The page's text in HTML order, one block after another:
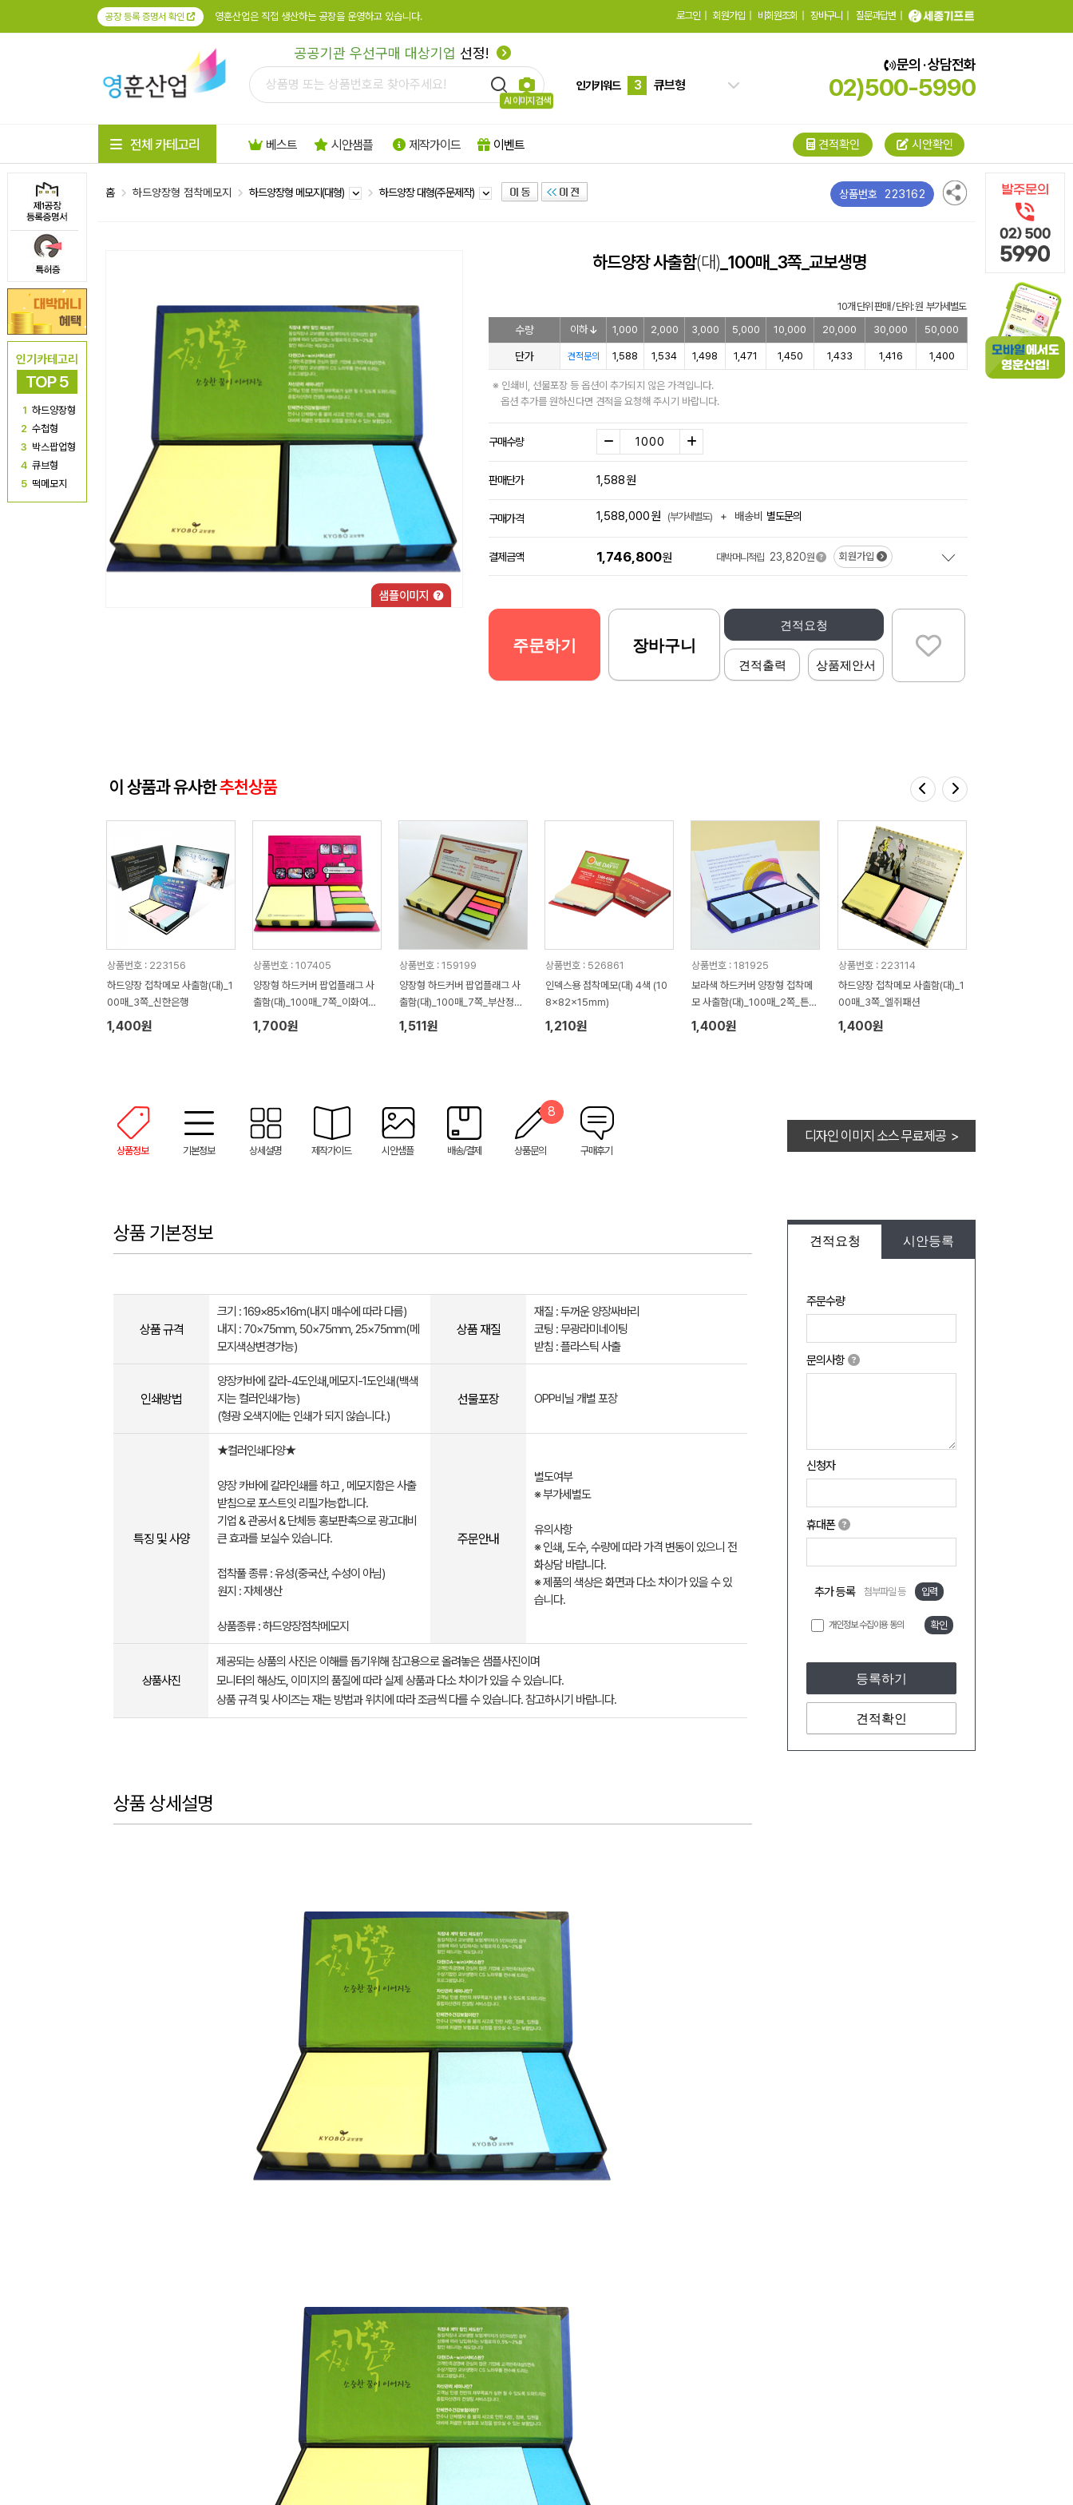
공장 등록 증명서 확인 영훈산업은 직접 생산하는 공장을 운영하고 있습니다. 로그인 회원가입 비회원조회 장바구니 질문과답변
공공기관 우선구매 대상기업 선정!
AI 이미지 검색
인기키워드
수첩형
4
모양형
10
형광
문의 · 상담전화
02)500-5990
인기카테고리
TOP 5
1 하드양장형
2 수첩형
3 박스팝업형
4 큐브형
5 떡메모지
전체 카테고리 베스트 시안샘플 제작가이드 이벤트 견적확인 시안확인
홈 하드양장형 점착메모지 하드양장형 메모지(대형) 하드양장 대형(주문제작) 상품번호 223162
하드양장 사출함(대) _100매_3쪽_교보생명
10개 단위 판매 / 단위: 원 부가세별도
수량 이하 1,000 2,000 3,000 5,000 10,000 20,000 30,000 50,000
단가 견적문의 1,588 1,534 1,498 1,471 1,450 1,433 1,416 1,400
※ 인쇄비, 선물포장 등 옵션이 추가되지 않은 가격입니다.
옵션 추가를 원하신다면 견적을 요청해 주시기 바랍니다.
구매수량
판매단가 1,588원
구매가격 1,588,000원 (부가세별도) + 배송비 별도문의
결제금액 1,746,800원 대박머니적립 23,820원 회원가입
견적요청
견적출력 상품제안서
주문하기 장바구니
이 상품과 유사한추천상품
상품번호 : 223156
하드양장 접착메모 사출함(대)_1
00매_3쪽_신한은행
1,400원
상품번호 : 107405
양장형 하드커버 팝업플래그 사
출함(대)_100매_7쪽_이화여대
병설미디어고
1,700원
상품번호 : 159199
양장형 하드커버 팝업플래그 사
출함(대)_100매_7쪽_부산정보
고등학교
1,511원
상품번호 : 526861
인덱스용 점착메모(대) 4색 (10
8x82x15mm)
1,210원
상품번호 : 181925
보라색 하드커버 양장형 접착메
모 사출함(대)_100매_2쪽_튼튼
영어
1,400원
상품번호 : 223114
하드양장 접착메모 사출함(대)_1
00매_3쪽_엘쥐패션
1,400원
상품정보 기본정보 상세설명 제작가이드 시안샘플 배송/결제 상품문의
8
구매후기
디자인 이미지 소스 무료제공 >
견적요청 시안등록
주문수량
문의사항
신청자
휴대폰
추가 등록 첨부파일 등 입력
개인정보 수집이용 동의 확인
등록하기
견적확인
상품 기본정보
상품 규격
크기 : 169×85×16m(내지 매수에 따라 다름)
내지 : 70×75mm, 50×75mm, 25×75mm(메
모지색상변경가능)
상품 재질
재질 : 두꺼운 양장싸바리
코팅 : 무광라미네이팅
받침 : 플라스틱 사출
인쇄방법
양장카바에 칼라-4도인쇄,메모지-1도인쇄(백색
지는 컬러인쇄가능)
(형광 오색지에는 인쇄가 되지 않습니다.)
선물포장 OPP비닐 개별 포장
특징 및 사양
★컬러인쇄다양★
양장 카바에 칼라인쇄를 하고 , 메모지함은 사출
받침으로 포스트잇 리필가능합니다.
기업 & 관공서 & 단체등 홍보판촉으로 광고대비
큰 효과를 보실수 있습니다.
접착풀 종류 : 유성(중국산, 수성이 아님)
원지 : 자체생산
상품종류 : 하드양장점착메모지
주문안내
별도여부
※ 부가세별도
유의사항
※ 인쇄, 도수, 수량에 따라 가격 변동이 있으니 전
화상담 바랍니다.
※ 제품의 색상은 화면과 다소 차이가 있을 수 있
습니다.
상품사진
제공되는 상품의 사진은 이해를 돕기위해 참고용으로 올려놓은 샘플사진이며
모니터의 해상도, 이미지의 품질에 따라 실제 상품과 다소 차이가 있을 수 있습니다.
상품 규격 및 사이즈는 재는 방법과 위치에 따라 조금씩 다를 수 있습니다. 참고하시기 바랍니다.
상품 상세설명